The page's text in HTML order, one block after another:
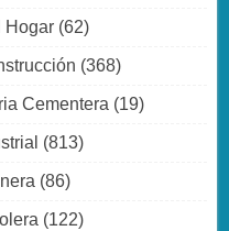
Hogar(62)
(368)
Cementera (19)
(813)
(86)
(122)